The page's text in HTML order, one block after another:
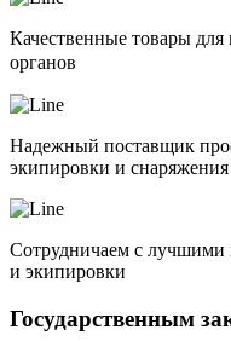
Качественные товары
органов
Надежный поставщик
экипировки и снаряжения
Сотрудничаем с лучшими
и экипировки
Государственным